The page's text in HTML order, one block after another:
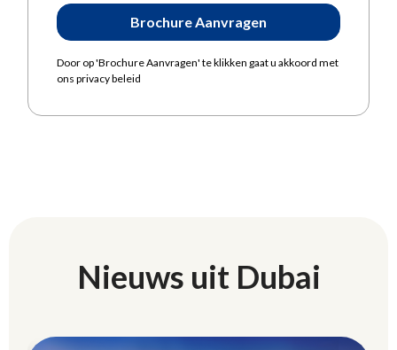
Door op 'Brochure Aanvragen' te klikken gaat u akkoord met
ons privacy beleid
Nieuws uit Dubai